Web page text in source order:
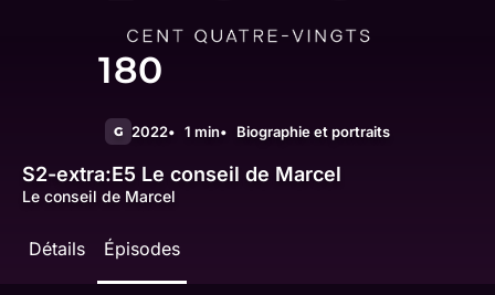
180
G 2022 1 min Biographie et portraits
S2-extra:E5 Le conseil de Marcel
Le conseil de Marcel
Détails Épisodes